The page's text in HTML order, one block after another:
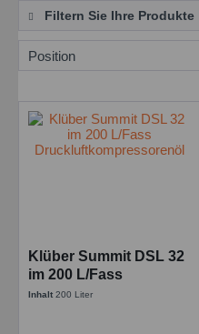
Filtern Sie Ihre Produkte
Klüber Summit DSL 32
im 200 L/Fass
Druckluftkompressorenöl
Inhalt200 Liter